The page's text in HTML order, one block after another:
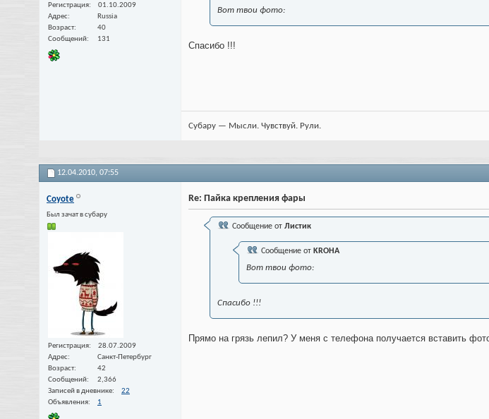
Регистрация
01.10.2009
Адрес
Russia
Возраст
40
Сообщений
131
Вот твои фото:
Спасибо !!!
Субару — Мысли. Чувствуй. Рули.
12.04.2010, 07:55
Coyote
Был зачат в субару
Регистрация
28.07.2009
Адрес
Санкт-Петербург
Возраст
42
Сообщений
2,366
Записей в дневнике
22
Объявления
1
Re: Пайка крепления фары
Сообщение от Листик
Сообщение от KROHA
Вот твои фото:
Спасибо !!!
Прямо на грязь лепил? У меня с телефона получается вставить